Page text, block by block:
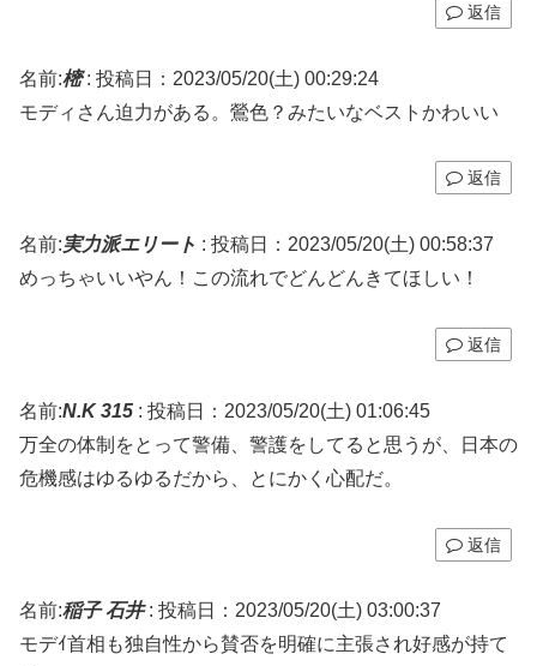
返信
名前:樒: 投稿日：2023/05/20(土) 00:29:24
モディさん迫力がある。鶯色？みたいなベストかわいい
返信
名前:実力派エリート : 投稿日：2023/05/20(土) 00:58:37
めっちゃいいやん！この流れでどんどんきてほしい！
返信
名前:N.K 315 : 投稿日：2023/05/20(土) 01:06:45
万全の体制をとって警備、警護をしてると思うが、日本の
危機感はゆるゆるだから、とにかく心配だ。
返信
名前:稲子 石井: 投稿日：2023/05/20(土) 03:00:37
モデｲ首相も独自性から賛否を明確に主張され好感が持て